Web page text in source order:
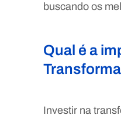
buscando os
Qual é a
Investir na